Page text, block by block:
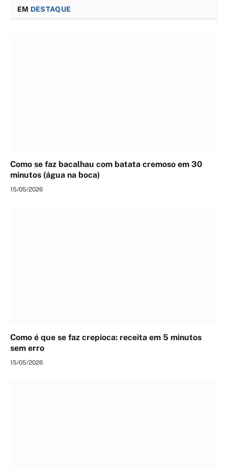
EM DESTAQUE
Como se faz bacalhau com batata cremoso em 30
minutos (água na boca)
15/05/2026
Como é que se faz crepioca: receita em 5 minutos
sem erro
15/05/2026